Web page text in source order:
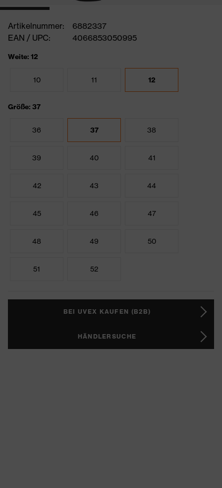
Artikelnummer:
6882337
EAN / UPC:
4066853050995
Weite: 12
10 11 12
Größe: 37
36 37 38
39 40 41
42 43 44
45 46 47
48 49 50
51 52
BEI UVEX KAUFEN (B2B)
HÄNDLERSUCHE